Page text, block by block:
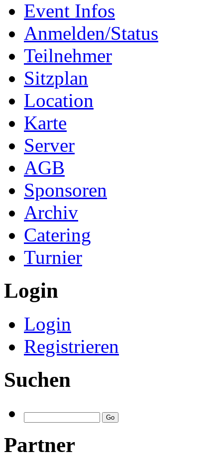
Event Infos
Anmelden/Status
Teilnehmer
Sitzplan
Location
Karte
Server
AGB
Sponsoren
Archiv
Catering
Turnier
Login
Login
Registrieren
Suchen
Partner